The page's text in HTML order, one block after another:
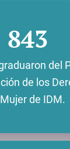
843
del
de los
de IDM.